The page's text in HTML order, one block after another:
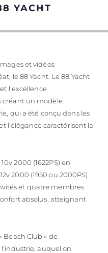
BATEAU
YACHT
et vidéos
le 88 Yacht. Le 88 Yacht
l'excellence
créant un modèle
qui a été conçu dans les
l'élégance caractérisent la
2000 (1622PS) en
2000 (1950 ou 2000PS)
et quatre membres
absolus, atteignant
Beach Club » de
auquel on